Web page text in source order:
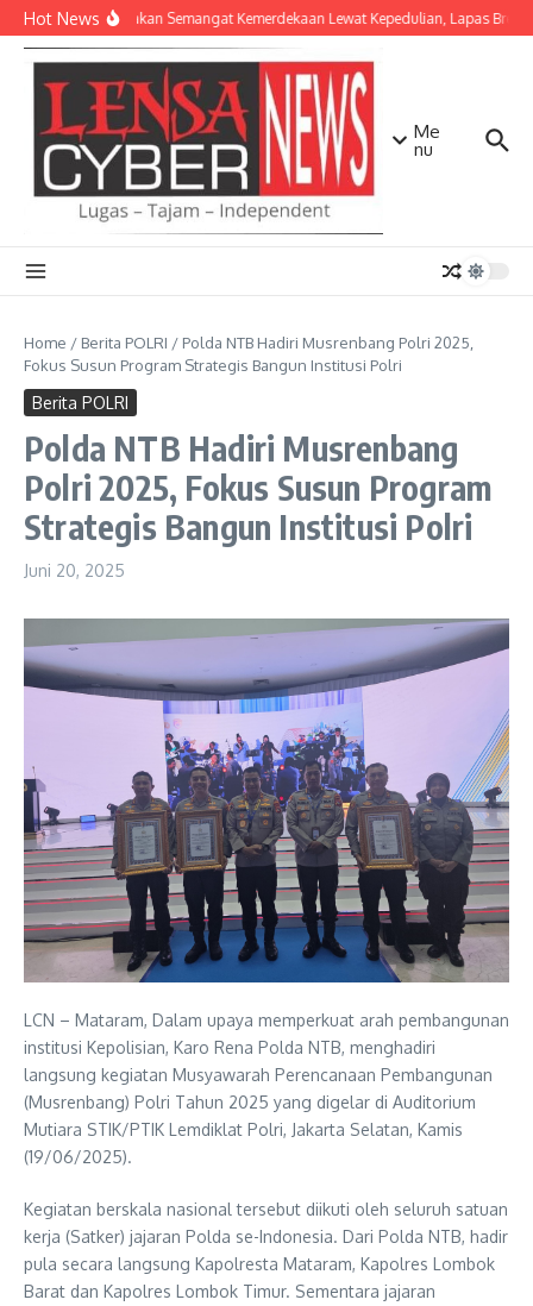
Lewati ke konten
Hot NewsMenyalakan Semangat Kemerdekaan Lewat Kepedulian, Lapas
Me
nu
Home / Berita POLRI / Polda NTB Hadiri Musrenbang Polri 2025,
Fokus Susun Program Strategis Bangun Institusi Polri
Berita POLRI
Polda NTB Hadiri Musrenbang
Polri 2025, Fokus Susun Program
Strategis Bangun Institusi Polri
Juni 20, 2025
LCN – Mataram, Dalam upaya memperkuat arah pembangunan
institusi Kepolisian, Karo Rena Polda NTB, menghadiri
langsung kegiatan Musyawarah Perencanaan Pembangunan
(Musrenbang) Polri Tahun 2025 yang digelar di Auditorium
Mutiara STIK/PTIK Lemdiklat Polri, Jakarta Selatan, Kamis
(19/06/2025).
Kegiatan berskala nasional tersebut diikuti oleh seluruh satuan
kerja (Satker) jajaran Polda se-Indonesia. Dari Polda NTB, hadir
pula secara langsung Kapolresta Mataram, Kapolres Lombok
Barat dan Kapolres Lombok Timur. Sementara jajaran